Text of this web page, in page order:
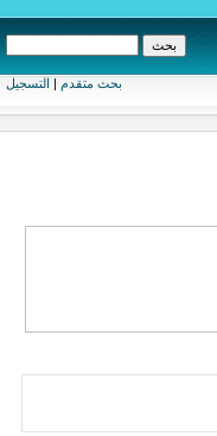
بحث متقدم | التسجيل